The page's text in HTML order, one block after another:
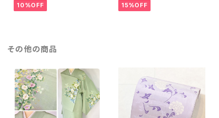
10%OFF 15%OFF
その他の商品